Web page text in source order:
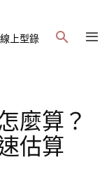
上型錄
麼算？
估算